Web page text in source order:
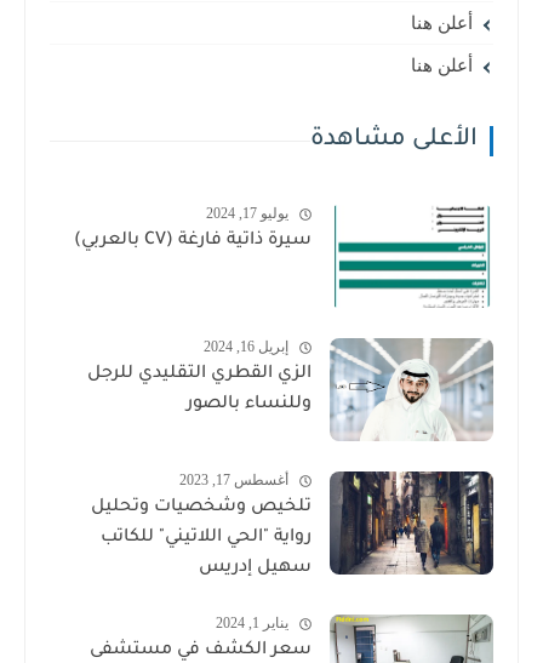
أعلن هنا
أعلن هنا
الأعلى مشاهدة
يوليو 17, 2024
سيرة ذاتية فارغة (CV بالعربي)
إبريل 16, 2024
الزي القطري التقليدي للرجل
وللنساء بالصور
أغسطس 17, 2023
تلخيص وشخصيات وتحليل
رواية "الحي اللاتيني" للكاتب
سهيل إدريس
يناير 1, 2024
سعر الكشف في مستشفى